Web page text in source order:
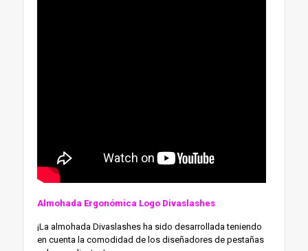
Almohada Ergonómica Logo Divaslashes
¡La almohada Divaslashes ha sido desarrollada teniendo
en cuenta la comodidad de los diseñadores de pestañas